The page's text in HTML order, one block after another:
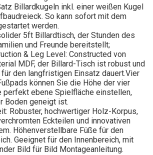
Billardkugeln inkl. einer weißen Kugel
So kann sofort mit dem
werden.
5ft Billardtisch, der Stunden des
und Freunde bereitstellt;
& Leg Level: Constructed von
MDF, der Billard-Tisch ist robust und
für den langfristigen Einsatz dauert.Vier
können Sie die Höhe der vier
perfekt ebene Spielfläche einstellen,
Boden geneigt ist.
Robuster, hochwertiger Holz-Korpus,
Eckteilen und innovativen
Höhenverstellbare Füße für den
Geeignet für den Innenbereich, mit
Bild für Bild Montageanleitung.